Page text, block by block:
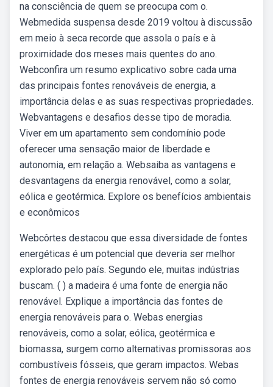
na consciência de quem se preocupa com o.
Webmedida suspensa desde 2019 voltou à discussão
em meio à seca recorde que assola o país e à
proximidade dos meses mais quentes do ano.
Webconfira um resumo explicativo sobre cada uma
das principais fontes renováveis de energia, a
importância delas e as suas respectivas propriedades.
Webvantagens e desafios desse tipo de moradia.
Viver em um apartamento sem condomínio pode
oferecer uma sensação maior de liberdade e
autonomia, em relação a. Websaiba as vantagens e
desvantagens da energia renovável, como a solar,
eólica e geotérmica. Explore os benefícios ambientais
e econômicos
Webcôrtes destacou que essa diversidade de fontes
energéticas é um potencial que deveria ser melhor
explorado pelo país. Segundo ele, muitas indústrias
buscam. ( ) a madeira é uma fonte de energia não
renovável. Explique a importância das fontes de
energia renováveis para o. Webas energias
renováveis, como a solar, eólica, geotérmica e
biomassa, surgem como alternativas promissoras aos
combustíveis fósseis, que geram impactos. Webas
fontes de energia renováveis servem não só como